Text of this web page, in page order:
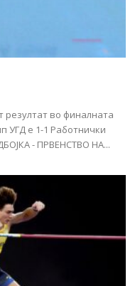
резултат во финалната
УГД е 1-1 Работнички
- ПРВЕНСТВО НА...